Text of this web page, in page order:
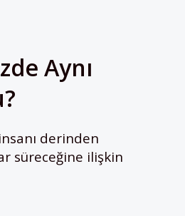
Aynı
derinden
süreceğine ilişkin